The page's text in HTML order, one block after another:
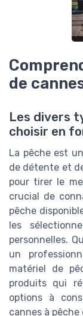
de
Les divers
choisir en
La pêche est
de détente et
pour tirer le
crucial de
pêche
les
personnelles.
un
matériel de
produits qui
options à
cannes à